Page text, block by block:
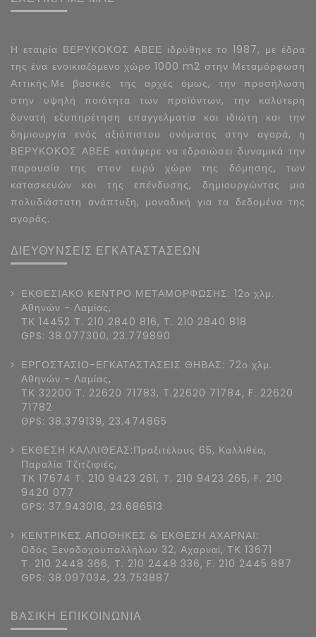
Η εταιρία ΒΕΡΥΚΟΚΟΣ ΑΒΕΕ ιδρύθηκε το 1987, με έδρα
της ένα ενοικιαζόμενο χώρο 1000 m2 στην Μεταμόρφωση
Αττικής.Με βασικές της αρχές όμως, την προσήλωση
στην υψηλή ποιότητα των προϊόντων, την καλύτερη
δυνατή εξυπηρέτηση επαγγελματία και ιδιώτη και την
δημιουργία ενός αξιόπιστου ονόματος στην αγορά, η
ΒΕΡΥΚΟΚΟΣ ΑΒΕΕ κατάφερε να εδραιώσει δυναμικά την
παρουσία της στον ευρύ χώρο της δόμησης, των
κατασκευών και της επένδυσης, δημιουργώντας μια
πολυδιάστατη ανάπτυξη, μοναδική για τα δεδομένα της
αγοράς.
ΔΙΕΥΘΥΝΣΕΙΣ ΕΓΚΑΤΑΣΤΑΣΕΩΝ
ΕΚΘΕΣΙΑΚΟ ΚΕΝΤΡΟ ΜΕΤΑΜΟΡΦΩΣΗΣ: 12ο χλμ.
Αθηνών - Λαμίας,
ΤΚ 14452 Τ. 210 2840 816, Τ. 210 2840 818
GPS: 38.077300, 23.779890
ΕΡΓΟΣΤΑΣΙΟ-ΕΓΚΑΤΑΣΤΑΣΕΙΣ ΘΗΒΑΣ: 72ο χλμ.
Αθηνών - Λαμίας,
ΤΚ 32200 Τ. 22620 71783, T.22620 71784, F. 22620
71782
GPS: 38.379139, 23.474865
ΕΚΘΕΣΗ ΚΑΛΛΙΘΕΑΣ:Πραξιτέλους 65, Καλλιθέα,
Παραλία Τζιτζιφιές,
ΤΚ 17674 Τ. 210 9423 261, T. 210 9423 265, F. 210
9420 077
GPS: 37.943018, 23.686513
ΚΕΝΤΡΙΚΕΣ ΑΠΟΘΗΚΕΣ & ΕΚΘΕΣΗ ΑΧΑΡΝΑΙ:
Οδός Ξενοδοχοϋπαλλήλων 32, Αχαρναί, ΤΚ 13671
Τ. 210 2448 366, T. 210 2448 336, F. 210 2445 887
GPS: 38.097034, 23.753887
ΒΑΣΙΚΗ ΕΠΙΚΟΙΝΩΝΙΑ